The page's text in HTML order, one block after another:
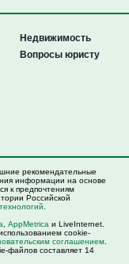
Недвижимость
Вопросы юристу
рекомендательные
информации на основе
к предпочтениям
Российской
AppMetrica и LiveInternet.
cookie-
соглашением
файлов составляет 14